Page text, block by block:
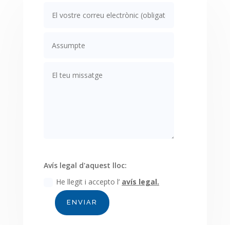
Avís legal d'aquest lloc:
He llegit i accepto l’ avís legal.
ENVIAR